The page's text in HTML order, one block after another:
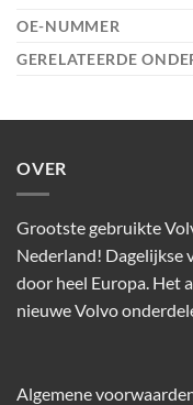
OE-NUMMER
GERELATEERDE
OVER
Grootste gebruikte
Nederland! Dagelijkse
door heel Europa. Het
nieuwe Volvo
Algemene